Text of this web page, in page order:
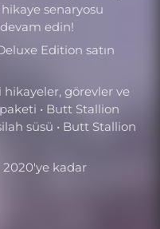
senaryosu
edin!
Edition satın
hikayeler, görevler ve
• Butt Stallion
süsü • Butt Stallion
2020'ye kadar